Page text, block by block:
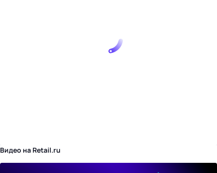
Видео на Retail.ru